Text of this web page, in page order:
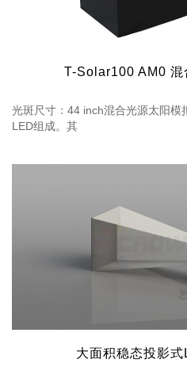
T-Solar100 AM0 混
光斑尺寸：44 inch混合光源太阳模
LED组成。其
大面积稳态投影